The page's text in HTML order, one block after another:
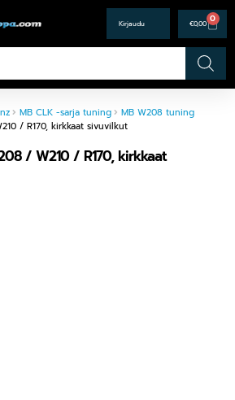
€0,00 0
MB CLK -sarja tuning
MB W208 tuning
/ R170, kirkkaat sivuvilkut
/ W210 / R170, kirkkaat